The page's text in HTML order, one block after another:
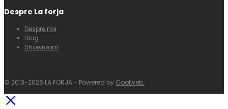
Despre La forja
Despre noi
Blog
Showroom
© 2013-2026 LA FORJA - Powered by Coolweb.